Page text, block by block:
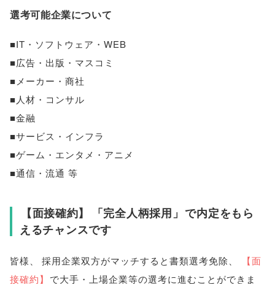
選考可能企業について
■IT・ソフトウェア・WEB
■広告・出版・マスコミ
■メーカー・商社
■人材・コンサル
■金融
■サービス・インフラ
■ゲーム・エンタメ・アニメ
■通信・流通 等
【面接確約】 「完全人柄採用 」 で内定をもら
えるチャンスです
皆様 採用企業双方がマッチすると書類選考免除 【面
接確約】 で大手・上場企業等の選考に進むことができま